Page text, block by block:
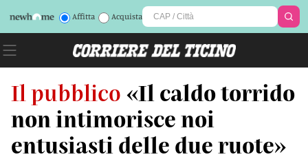
Affitta Acquista
Il pubblico «Il caldo torrido
non intimorisce noi
entusiasti delle due ruote»